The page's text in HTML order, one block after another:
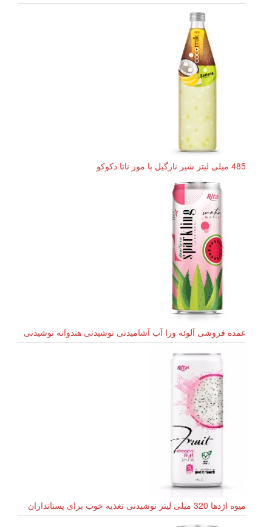
485 میلی لیتر شیر نارگیل با موز ناتا دکوکو
عمده فروشی آلوئه ورا آب آشامیدنی نوشیدنی هندوانه نوشیدنی
میوه اژدها 320 میلی لیتر نوشیدنی تغذیه خوب برای پستانداران